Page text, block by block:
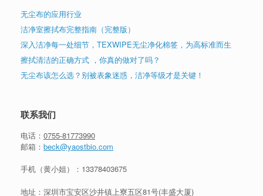
无尘布的应用行业
洁净室擦拭布完整指南（完整版）
深入洁净每一处细节，TEXWIPE无尘净化棉签，为高标准而生
擦拭清洁的正确方式 ，你真的做对了吗？
无尘布该怎么选？别被表象迷惑，洁净等级才是关键！
联系我们
电话： 0755-81773990
邮箱： beck@yaostbio.com
手机（黄小姐）： 13378403675
地址：深圳市宝安区沙井镇上寮五区81号(丰盛大厦)